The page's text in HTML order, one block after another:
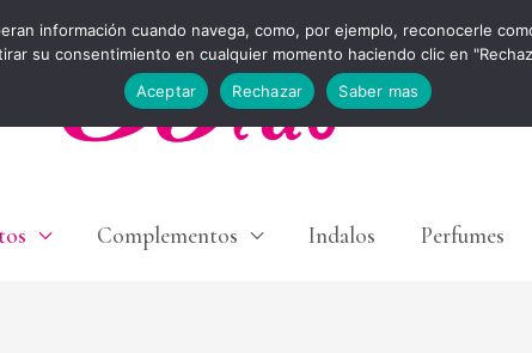
Complementos Indalos Perfumes
información cuando navega, como, por ejemplo, reconocerle
su consentimiento en cualquier momento haciendo clic en
Aceptar
Rechazar Saber mas